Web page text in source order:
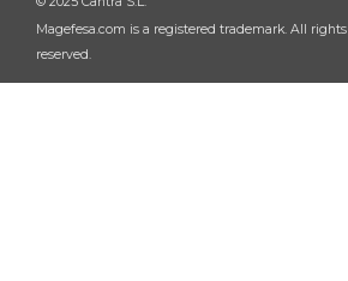
Magefesa.com is a registered trademark. All rights
reserved.